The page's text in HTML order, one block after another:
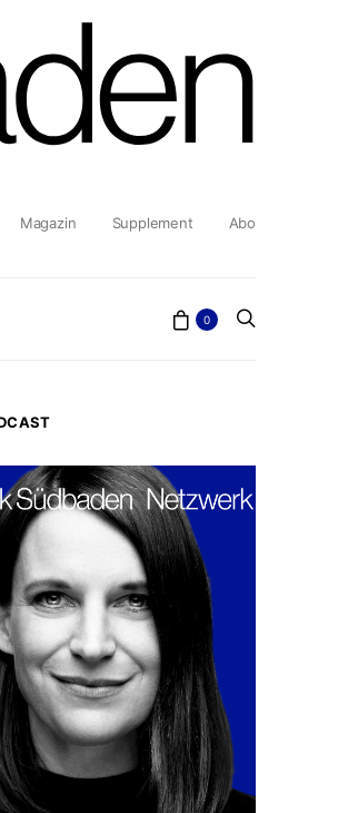
Magazin Supplement Abo
0